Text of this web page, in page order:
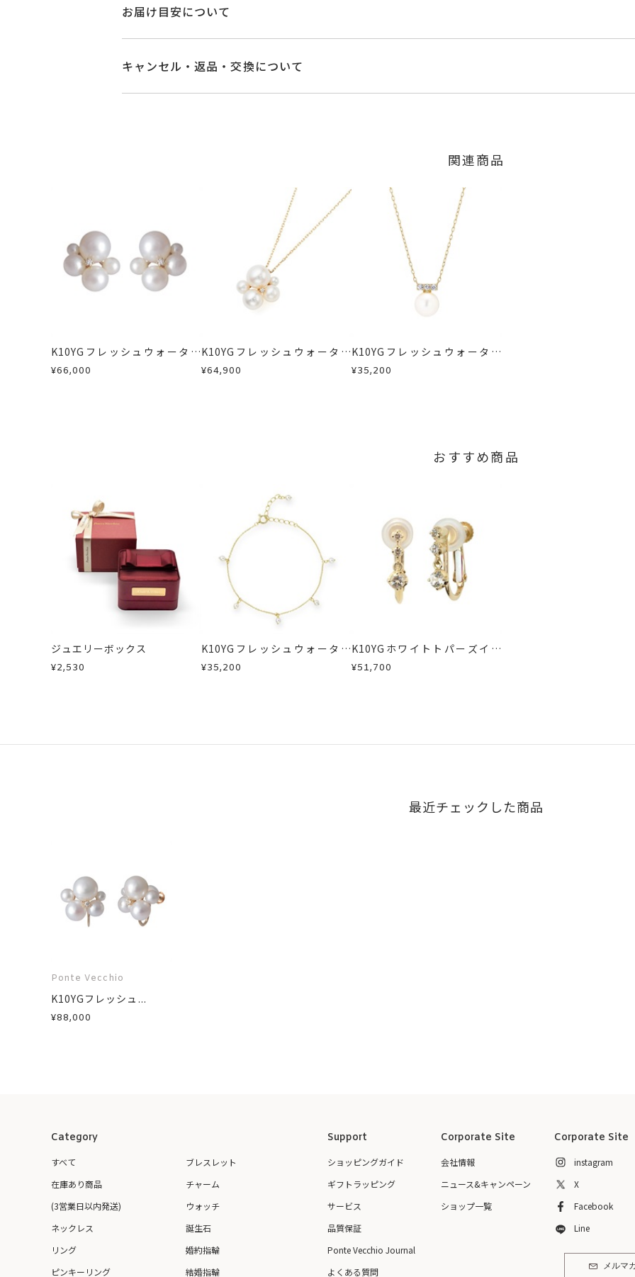
素材 K10イエローゴールド
ダイヤモンド
0.018ct
フレッシュウォーターパール
パール 約4mm～7mm
イヤリング、 ダイヤモンド パール、
刻印
お届け目安について
ご注文およびご入金確認後、以下の日程にて発送いたします。
■お届け目安が「3営業日以内に発送」の商品
・在庫のご用意ができる場合： 約1週間～1ヶ月以内を目安に発送いたします。
・受注生産となる場合： 商品ページに記載のある目安日数を頂戴し、一から製作いたします。
※お急ぎの方はご注文前にお問い合わせください。事前に現在の納期状況を確認いたします。
お届け予定日はご注文から2営業日以内にメールにてご案内いたします。
キャンセル・返品・交換について
・お客さまのお手元で傷や汚れが発生した商品
・到着後ご連絡無く7日以上経過した商品
・刻印をお入れした商品
・販売期間が限定されている商品
・過度な交換・返品を繰り返している場合
商品の品質には万全を期しておりますが、万が一不良品の場合、またはご注文のお品と異なる場合は、
詳細は こちら
関連商品
K10YGフレッシュウォーター
パール/ダイヤモンドピアス
¥66,000
K10YGフレッシュウォーター
パール/ダイヤモンドネックレ
¥64,900
K10YGフレッシュウォーター
パール/ホワイトトパーズネッ
¥35,200
おすすめ商品
ジュエリーボックス
¥2,530
K10YGフレッシュウォーター
パールブレスレット
¥35,200
K10YGホワイトトパーズイヤ
リング
¥51,700
最近チェックした商品
Ponte Vecchio
K10YGフレッシュ...
¥88,000
Category
すべて
在庫あり商品
(3営業日以内発送)
ネックレス
リング
ピンキーリング
ブレスレット
チャーム
ウォッチ
誕生石
婚約指輪
結婚指輪
Support
ショッピングガイド
ギフトラッピング
サービス
品質保証
Ponte Vecchio Journal
よくある質問
Corporate Site
会社情報
ニュース&キャンペーン
ショップ一覧
Corporate Site
instagram
X
Facebook
Line
メルマ